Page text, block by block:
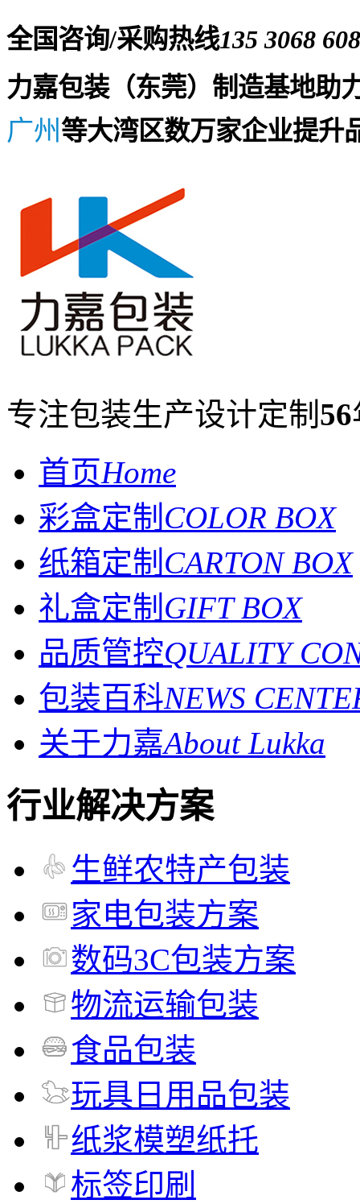
全国咨询/采购热线135 3068
力嘉包装（东莞）制造基地助
广州等大湾区数万家企业提升
专注包装生产设计定制 56
首页Home
彩盒定制 COLOR BOX
纸箱定制 CARTON BOX
礼盒定制 GIFT BOX
品质管控QUALITY
包装百科NEWS
关于力嘉About Lukka
行业解决方案
生鲜农特产包装
家电包装方案
数码3C包装方案
物流运输包装
食品包装
玩具日用品包装
纸浆模塑纸托
标签印刷